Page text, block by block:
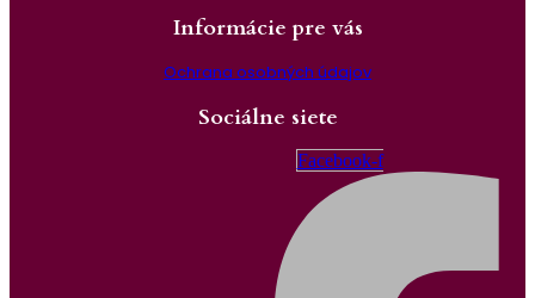
Informácie pre vás
Ochrana osobných údajov
Sociálne siete
Facebook-f